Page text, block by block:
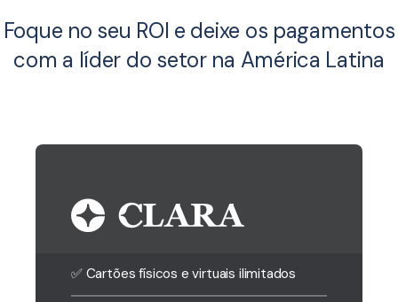
Foque no seu ROI e deixe os pagamentos
com a líder do setor na América Latina
✅ Cartões físicos e virtuais ilimitados